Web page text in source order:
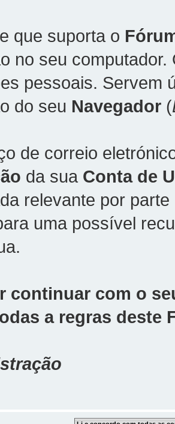
que suporta o
no seu
pessoais. Servem
do seu Navegador (
de correio
da sua Conta de
relevante por
uma possível
continuar com o
a regras deste